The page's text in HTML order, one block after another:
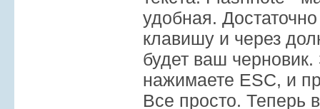
удобная.
клавишу и через
будет ваш
нажимаете ESC, и
Все просто. Теперь